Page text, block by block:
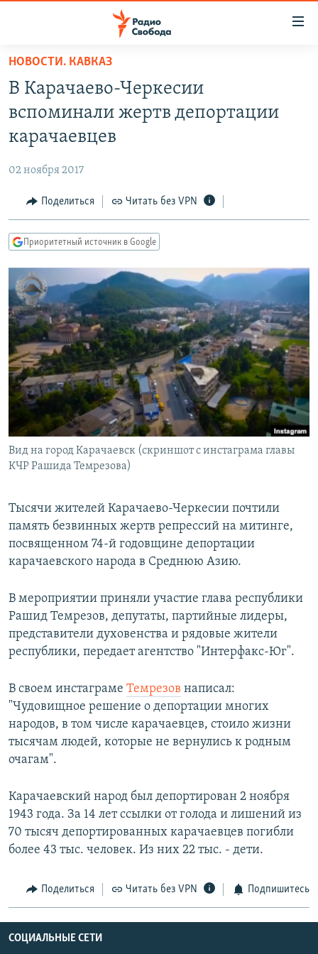
упрощенного
доступа
основному
Вернутся
Вернутся
поиску
ПОДКАСТЫ
МНЕНИЯ
КУЛЬТУРА
КАВКАЗ.РЕАЛИИ
СЕВЕР.РЕАЛИИ
СИБИРЬ.РЕАЛИИ
РАСПИСАНИЕ ВЕЩАНИЯ
ПОДПИШИТЕСЬ НА РАССЫЛКУ
СОЦИАЛЬНЫЕ СЕТИ
НОВОСТИ. КАВКАЗ
В Карачаево-Черкесии
вспоминали жертв депортации
карачаевцев
02 ноября 2017
Поделиться Читать без VPN
Приоритетный источник в Google
Вид на город Карачаевск (скриншот с инстаграма главы
КЧР Рашида Темрезова)
Тысячи жителей Карачаево-Черкесии почтили
память безвинных жертв репрессий на митинге,
посвященном 74-й годовщине депортации
карачаевского народа в Среднюю Азию.
В мероприятии приняли участие глава республики
Рашид Темрезов, депутаты, партийные лидеры,
представители духовенства и рядовые жители
республики, передает агентство "Интерфакс-Юг".
В своем инстаграме Темрезов написал:
"Чудовищное решение о депортации многих
народов, в том числе карачаевцев, стоило жизни
тысячам людей, которые не вернулись к родным
очагам".
Карачаевский народ был депортирован 2 ноября
1943 года. За 14 лет ссылки от голода и лишений из
70 тысяч депортированных карачаевцев погибли
более 43 тыс. человек. Из них 22 тыс. - дети.
Поделиться Читать без VPN Подпишитесь
СОЦИАЛЬНЫЕ СЕТИ